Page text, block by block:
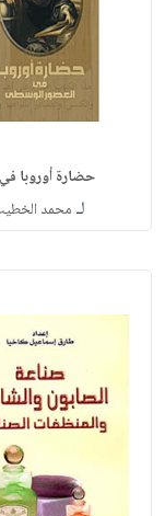
حضارة أوروبا
لـ محمد